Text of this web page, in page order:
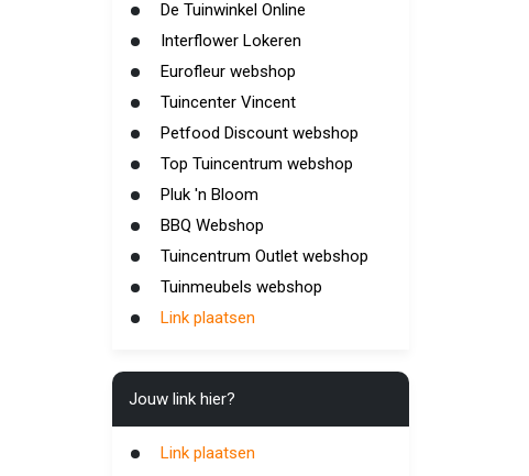
De Tuinwinkel Online
Interflower Lokeren
Eurofleur webshop
Tuincenter Vincent
Petfood Discount webshop
Top Tuincentrum webshop
Pluk 'n Bloom
BBQ Webshop
Tuincentrum Outlet webshop
Tuinmeubels webshop
Link plaatsen
Jouw link hier?
Link plaatsen